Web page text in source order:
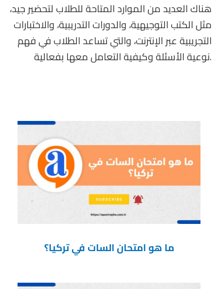
هناك العديد من الموارد المتاحة للطلاب لتحضير جيد،
مثل الكتب التوجيهية، والدورات التدريبية، والاختبارات
التجريبية عبر الإنترنت، والتي تساعد الطلاب في فهم
نوعية الأسئلة وكيفية التعامل معها بفعالية.
ما هو امتحان السات في تركيا؟